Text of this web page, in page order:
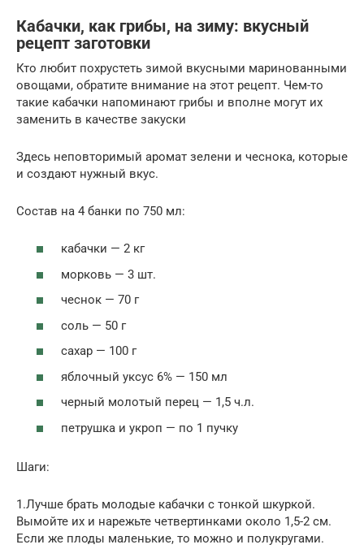
Кабачки, как грибы, на зиму: вкусный
рецепт заготовки
Кто любит похрустеть зимой вкусными маринованными
овощами, обратите внимание на этот рецепт. Чем-то
такие кабачки напоминают грибы и вполне могут их
заменить в качестве закуски
Здесь неповторимый аромат зелени и чеснока, которые
и создают нужный вкус.
Состав на 4 банки по 750 мл:
кабачки — 2 кг
морковь — 3 шт.
чеснок — 70 г
соль — 50 г
сахар — 100 г
яблочный уксус 6% — 150 мл
черный молотый перец — 1,5 ч.л.
петрушка и укроп — по 1 пучку
Шаги:
1.Лучше брать молодые кабачки с тонкой шкуркой.
Вымойте их и нарежьте четвертинками около 1,5-2 см.
Если же плоды маленькие, то можно и полукругами.